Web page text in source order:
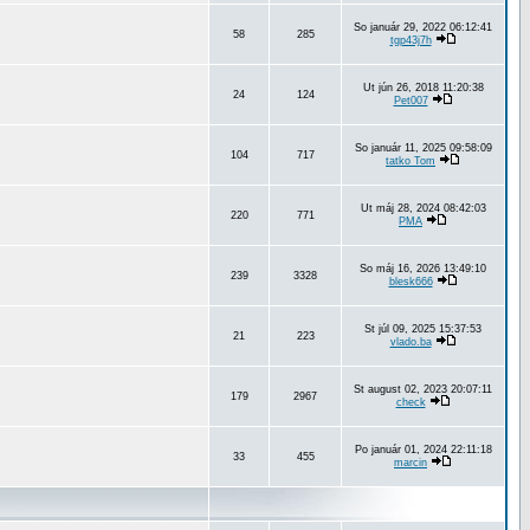
58 285
So január 29, 2022 06:12:41
tgp43j7h
24 124
Ut jún 26, 2018 11:20:38
Pet007
104 717
So január 11, 2025 09:58:09
tatko Tom
220 771
Ut máj 28, 2024 08:42:03
PMA
239 3328
So máj 16, 2026 13:49:10
blesk666
21 223
St júl 09, 2025 15:37:53
vlado.ba
179 2967
St august 02, 2023 20:07:11
check
33 455
Po január 01, 2024 22:11:18
marcin